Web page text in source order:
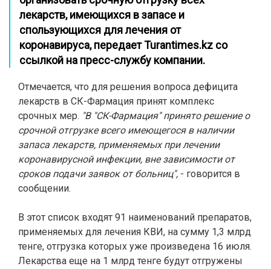
лекарств, имеющихся в запасе и
спользующихся для лечения от
коронавируса, передаетTurantimes.kz со
ссылкой на пресс-службу компании.
Отмечается, что для решения вопроса дефицита
лекарств в СК-Фармация принят комплекс
срочных мер. "В "СК-Фармация" принято решение о
срочной отгрузке всего имеющегося в наличии
запаса лекарств, применяемых при лечении
коронавирусной инфекции, вне зависимости от
сроков подачи заявок от больниц", - говорится в
сообщении.
В этот список входят 91 наименований препаратов,
применяемых для лечения КВИ, на сумму 1,3 млрд
тенге, отгрузка которых уже произведена 16 июля.
Лекарства еще на 1 млрд тенге будут отгружены